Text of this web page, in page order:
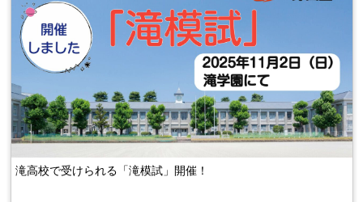
滝高校で受けられる「滝模試」開催！